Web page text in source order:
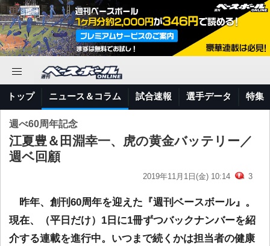
トップ ニュース＆コラム 試合速報 選手データ 特集
週べ60周年記念
江夏豊＆田淵幸一、虎の黄金バッテリー／
週ベ回顧
2019年11月1日(金) 10:14 3
昨年、創刊60周年を迎えた『週刊ベースボール』。
現在、（平日だけ）1日に1冊ずつバックナンバーを紹
介する連載を進行中。いつまで続くかは担当者の健康